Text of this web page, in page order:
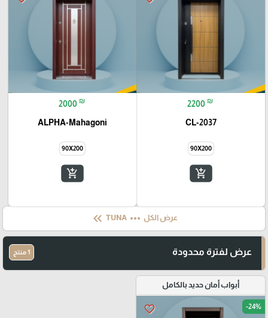
2200 ₪
CL-2037
90X200
add_shopping_cart
2000 ₪
ALPHA-Mahagoni
90X200
add_shopping_cart
عرض الكل more_horiz
keyboard_double_arrow_left
عرض لفترة محدودة 1 منتج
أبواب أمان حديد بالكامل
favorite_border -24%